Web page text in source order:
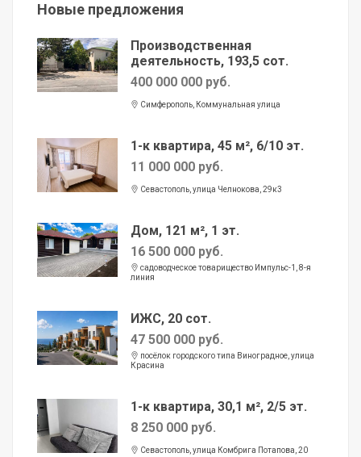
Новые предложения
Производственная
деятельность, 193,5 сот.
400 000 000 руб.
Симферополь, Коммунальная улица
1-к квартира, 45 м², 6/10 эт.
11 000 000 руб.
Севастополь, улица Челнокова, 29к3
Дом, 121 м², 1 эт.
16 500 000 руб.
садоводческое товарищество Импульс-1, 8-я
линия
ИЖС, 20 сот.
47 500 000 руб.
посёлок городского типа Виноградное, улица
Красина
1-к квартира, 30,1 м², 2/5 эт.
8 250 000 руб.
Севастополь, улица Комбрига Потапова, 20